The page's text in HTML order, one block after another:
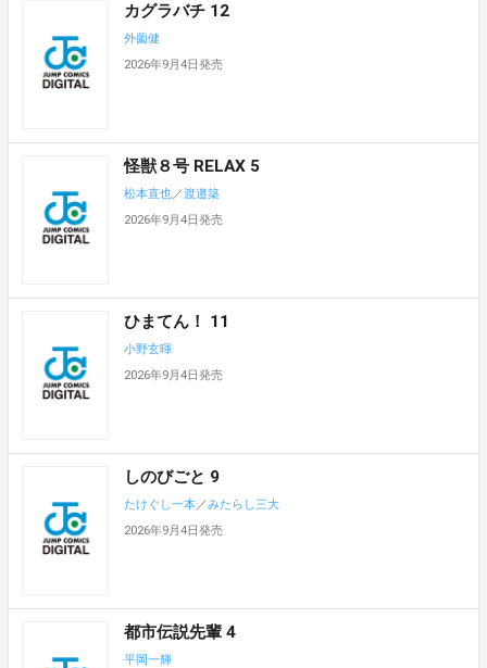
カグラバチ 12
外薗健
2026年9月4日発売
怪獣８号 RELAX 5
松本直也／渡邉築
2026年9月4日発売
ひまてん！ 11
小野玄暉
2026年9月4日発売
しのびごと 9
たけぐし一本／みたらし三大
2026年9月4日発売
都市伝説先輩 4
平岡一輝